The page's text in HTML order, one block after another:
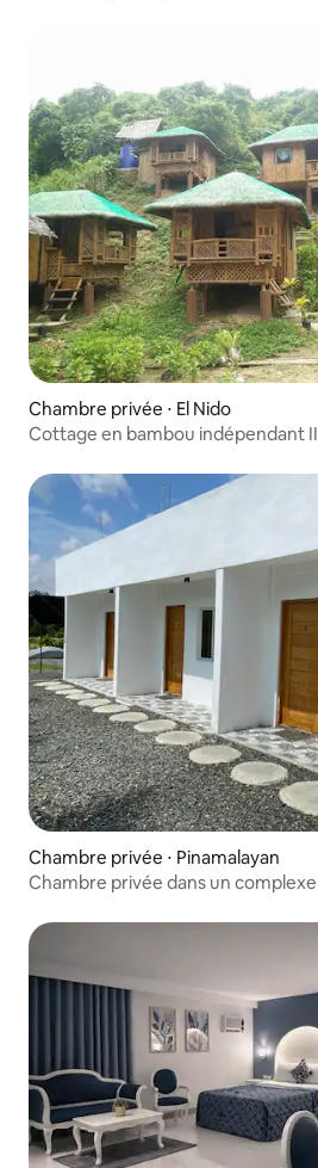
Chambre privée ⋅ El Nido
Cottage en bambou indépendant II
Chambre privée ⋅ Pinamalayan
Chambre privée dans un complexe